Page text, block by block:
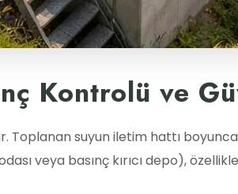
Kontrolü ve
Toplanan suyun iletim hattı boyunca
veya basınç kırıcı depo),